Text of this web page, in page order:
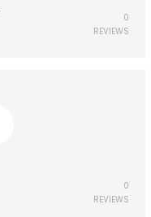
0
REVIEWS
0
REVIEWS